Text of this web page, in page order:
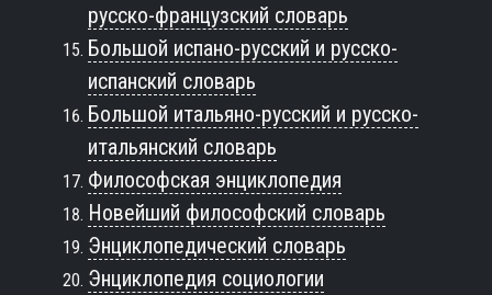
русско-французский словарь
Большой испано-русский и русско-
испанский словарь
Большой итальяно-русский и русско-
итальянский словарь
Философская энциклопедия
Новейший философский словарь
Энциклопедический словарь
Энциклопедия социологии